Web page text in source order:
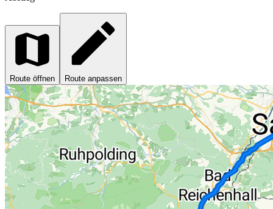
Route öffnen Route anpassen